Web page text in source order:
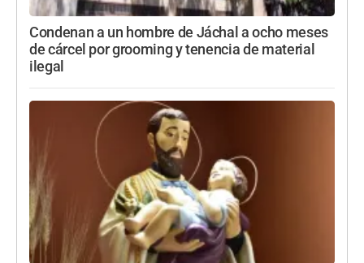
Condenan a un hombre de Jáchal a ocho meses
de cárcel por grooming y tenencia de material
ilegal